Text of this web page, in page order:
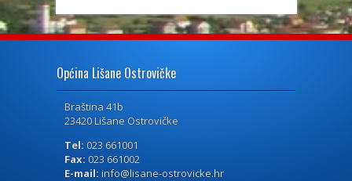
Općina Lišane Ostrovičke
Braština 41b
23420 Lišane Ostrovičke
Tel: 023 661001
Fax: 023 661002
E-mail: info@lisane-ostrovicke.hr